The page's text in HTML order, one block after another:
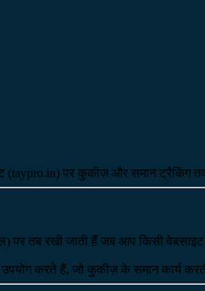
(taypro.in) पर कुकीज़ और समान ट्रैकिंग
पर तब रखी जाती हैं जब आप किसी
करते हैं, जो कुकीज़ के समान कार्य